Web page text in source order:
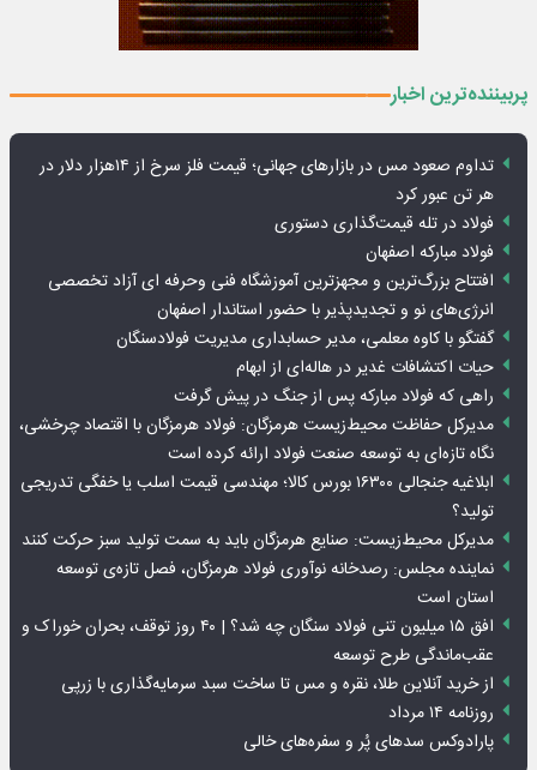
پربیننده‌ترین اخبار
تداوم صعود مس در بازارهای جهانی؛ قیمت فلز سرخ از ۱۴هزار دلار در
هر تن عبور کرد
فولاد در تله قیمت‌گذاری دستوری
فولاد مبارکه اصفهان
افتتاح بزرگ‌ترین و مجهزترین آموزشگاه فنی وحرفه ای آزاد تخصصی
انرژی‌های نو و تجدیدپذیر با حضور استاندار اصفهان
گفتگو با کاوه معلمی، مدیر حسابداری مدیریت فولادسنگان
حیات اکتشافات غدیر در هاله‌ای از ابهام
راهی که فولاد مبارکه پس از جنگ در پیش گرفت
مدیرکل حفاظت محیط‌زیست هرمزگان: فولاد هرمزگان با اقتصاد چرخشی،
نگاه تازه‌ای به توسعه صنعت فولاد ارائه کرده است
ابلاغیه جنجالی ۱۶۳۰۰ بورس کالا؛ مهندسی قیمت اسلب یا خفگی تدریجی
تولید؟
مدیرکل محیط‌زیست: صنایع هرمزگان باید به سمت تولید سبز حرکت کنند
نماینده مجلس: رصدخانه نوآوری فولاد هرمزگان، فصل تازه‌ی توسعه
استان است
افق ۱۵ میلیون تنی فولاد سنگان چه شد؟ | ۴۰ روز توقف، بحران خوراک و
عقب‌ماندگی طرح توسعه
از خرید آنلاین طلا، نقره و مس تا ساخت سبد سرمایه‌گذاری با زرپی
روزنامه ۱۴ مرداد
پارادوکس سدهای پُر و سفره‌های خالی